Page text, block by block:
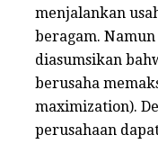
menjalankan
beragam.
diasumsikan
berusaha
maximization).
perusahaan